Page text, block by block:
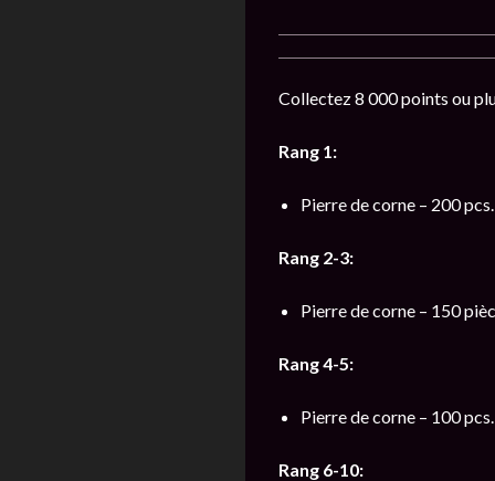
Collectez 8 000 points ou
Rang 1:
Pierre de corne – 200 pcs.
Rang 2-3:
Pierre de corne – 150
Rang 4-5:
Pierre de corne – 100 pcs.
Rang 6-10: